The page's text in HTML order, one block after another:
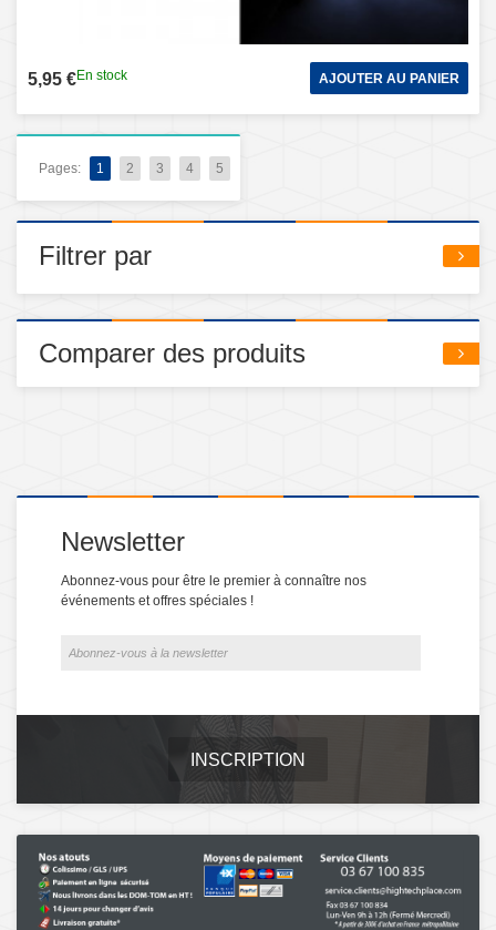
5,95 €En stock AJOUTER AU PANIER
Pages: 1 2 3 4 5
Filtrer par
Comparer des produits
Newsletter
Abonnez-vous pour être le premier à connaître nos
événements et offres spéciales !
INSCRIPTION